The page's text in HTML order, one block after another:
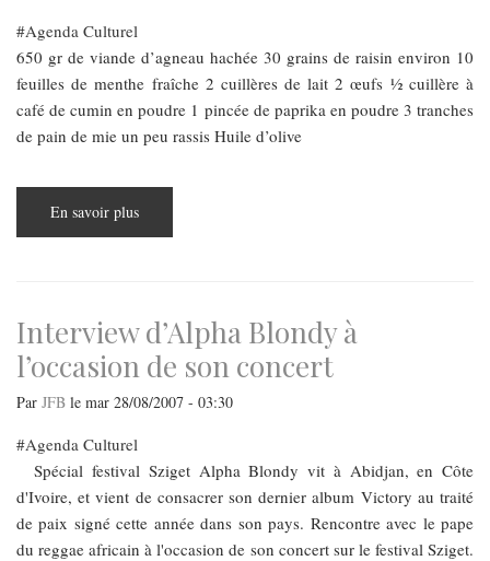
Agenda Culturel
650 gr de viande d’agneau hachée 30 grains de raisin environ 10
feuilles de menthe fraîche 2 cuillères de lait 2 œufs ½ cuillère à
café de cumin en poudre 1 pincée de paprika en poudre 3 tranches
de pain de mie un peu rassis Huile d’olive
En savoir plus
d’agneau
Interview d’Alpha Blondy à
l’occasion de son concert
Par JFB le mar 28/08/2007 - 03:30
Agenda Culturel
Spécial festival Sziget Alpha Blondy vit à Abidjan, en Côte
d'Ivoire, et vient de consacrer son dernier album Victory au traité
de paix signé cette année dans son pays. Rencontre avec le pape
du reggae africain à l'occasion de son concert sur le festival Sziget.